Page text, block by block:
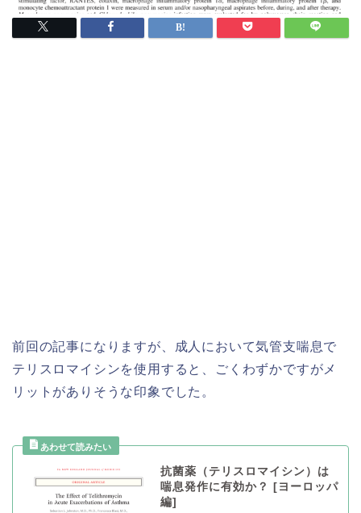
前回の記事になりますが、成人において気管支喘息で
テリスロマイシンを使用すると、ごくわずかですがメ
リットがありそうな印象でした。
抗菌薬（テリスロマイシン）は
喘息発作に有効か？ [ヨーロッパ
編]